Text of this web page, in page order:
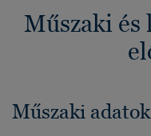
Műszaki és
Műszaki adatok